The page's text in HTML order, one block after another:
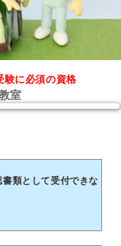
験に必須の資格
室
類として受付できな